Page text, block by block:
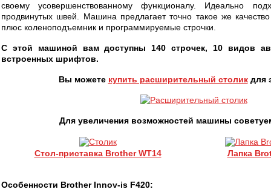
своему усовершенствованному функционалу. Идеально
продвинутых швей. Машина предлагает точно такое же
плюс коленоподъемник и программируемые строчки.
С этой машиной вам доступны 140 строчек, 10 видов
встроенных шрифтов.
Вы можете купить расширительный столикдля
Для увеличения возможностей машины
Стол-приставка Brother WT14 Лапка
Особенности Brother Innov-is F420: